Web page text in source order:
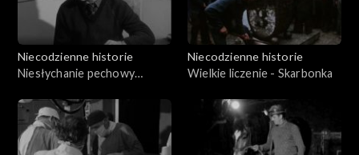
Niecodzienne historie
Niesłychanie pechowy
Niecodzienne historie
Wielkie liczenie - Skarbonka